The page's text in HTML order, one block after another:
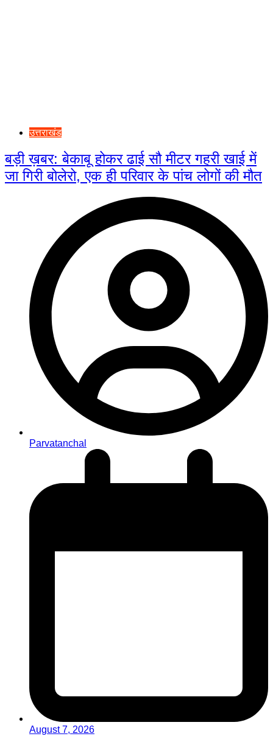
उत्तराखंड
बड़ी ख़बर: बेकाबू होकर ढाई सौ मीटर गहरी खाई में
जा गिरी बोलेरो, एक ही परिवार के पांच लोगों की मौत
Parvatanchal
August 7, 2026